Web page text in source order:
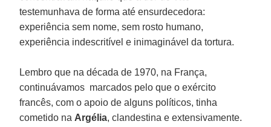
testemunhava de forma até ensurdecedora:
experiência sem nome, sem rosto humano,
experiência indescritível e inimaginável da tortura.
Lembro que na década de 1970, na França,
continuávamos marcados pelo que o exército
francês, com o apoio de alguns políticos, tinha
cometido na Argélia, clandestina e extensivamente.